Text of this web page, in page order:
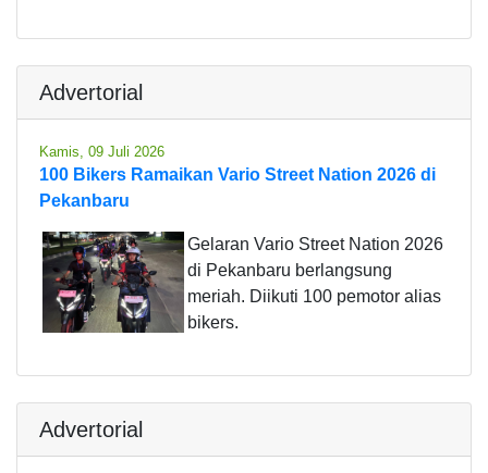
Advertorial
Kamis, 09 Juli 2026
100 Bikers Ramaikan Vario Street Nation 2026 di
Pekanbaru
Gelaran Vario Street Nation 2026
di Pekanbaru berlangsung
meriah. Diikuti 100 pemotor alias
bikers.
Advertorial